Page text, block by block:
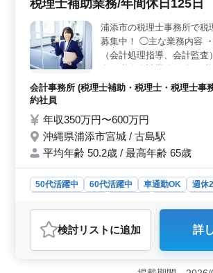
税理士補助業務/年間休日125日
浦添市の税理士事務所で税
募集中！ ◯主な業務内容
（会計処理指導、会計監
成及び税務相談業務 ・会
マネーフォワードを使用し
格お持ちの方、会計事務所
方は条件面優遇します！ 希
談して下さい。 ＊賞与あ
昇給制度あり ＊50歳以上活
活躍中
会計事務所 (税理士補助・税理士・税理士事
約社員
年収350万円〜600万円
沖縄県浦添市宮城 / 古島駅
平均年齢 50.2歳 / 最高年齢 65歳
50代活躍中 60代活躍中 車通勤OK 週休
おすすめポイント
＜働きやすい環境＞ この求人は、年間
した休暇制度が魅力です。週休2日制に
検討リスト に追加 詳